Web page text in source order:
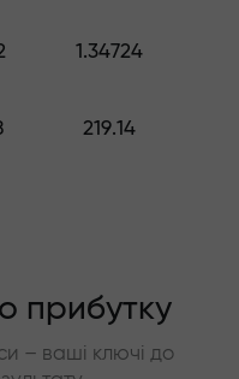
1.34724
219.14
прибутку
– ваші ключі до